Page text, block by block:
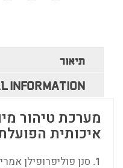
תיאור
INFORMATION
מערכת טיהור
איכותית הפועלת ב-4 שלבי
1.